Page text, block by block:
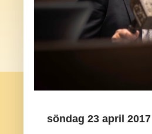
söndag 23 april 2017